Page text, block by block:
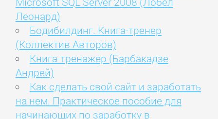
Леонард)
Бодибилдинг. Книга-тренер
(Коллектив Авторов)
Книга-тренажер (Барбакадзе
Андрей)
Как сделать свой сайт и заработать
на нем. Практическое пособие для
начинающих по заработку в